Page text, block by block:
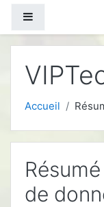
Accueil
de